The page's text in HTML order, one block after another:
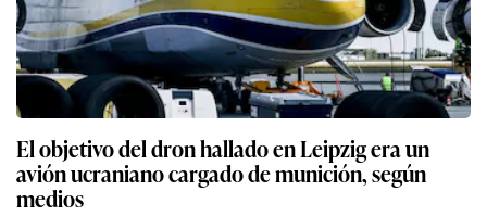
El objetivo del dron hallado en Leipzig era un
avión ucraniano cargado de munición, según
medios